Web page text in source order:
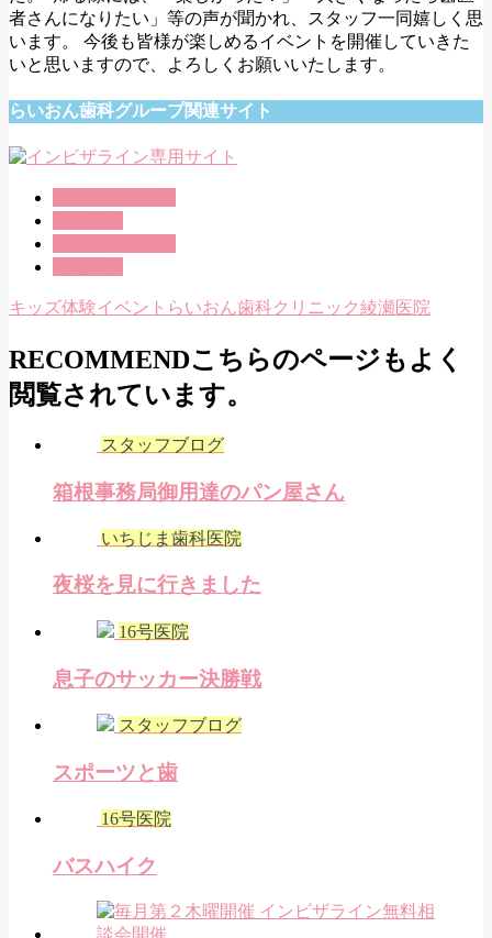
者さんになりたい」等の声が聞かれ、スタッフ一同嬉しく思
います。 今後も皆様が楽しめるイベントを開催していきた
いと思いますので、よろしくお願いいたします。
らいおん歯科グループ関連サイト
キッズ体験イベント らいおん歯科クリニック綾瀬医院
RECOMMENDこちらのページもよく
閲覧されています。
スタッフブログ
箱根事務局御用達のパン屋さん
いちじま歯科医院
夜桜を見に行きました
16号医院
息子のサッカー決勝戦
スタッフブログ
スポーツと歯
16号医院
バスハイク